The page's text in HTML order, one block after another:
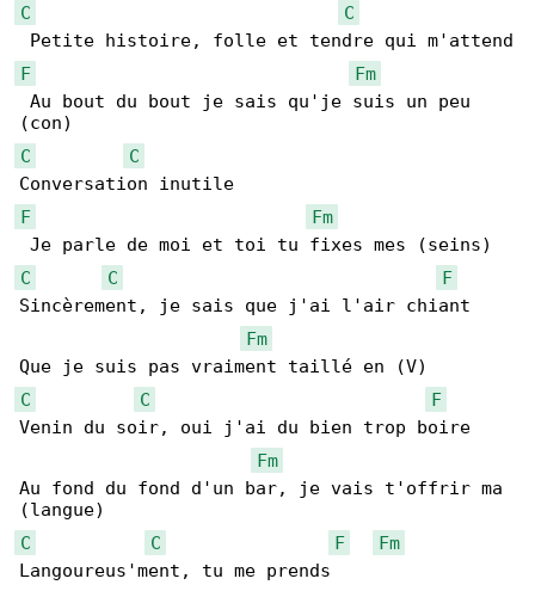
C
C
F
Fm
Au bout du bout je sais qu'je suis un peu
C
C
F
Fm
C
C
F
Sincèrement, je sais que j'ai l'air chiant
Fm
C
C
F
Venin du soir, oui j'ai du bien trop boire
Fm
Au fond du fond d'un bar, je vais t'offrir ma
C
C F
Fm